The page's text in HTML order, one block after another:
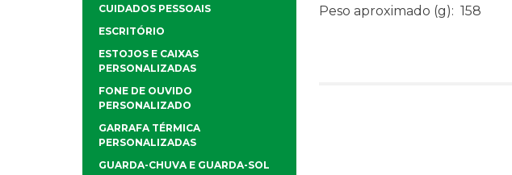
Peso aproximado (g): 158
CUIDADOS PESSOAIS
ESCRITÓRIO
ESTOJOS E CAIXAS
PERSONALIZADAS
FONE DE OUVIDO
PERSONALIZADO
GARRAFA TÉRMICA
PERSONALIZADAS
GUARDA-CHUVA E GUARDA-SOL